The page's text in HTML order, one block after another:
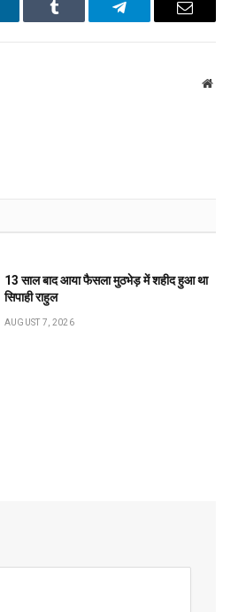
Tumblr Telegram Email
Website
13 साल बाद आया फैसला मुठभेड़ में शहीद हुआ था
सिपाही राहुल
AUGUST 7, 2026